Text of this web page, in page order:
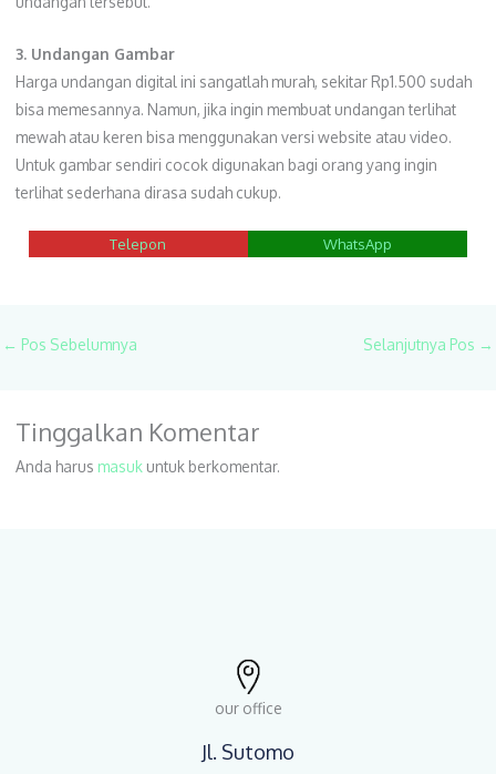
3. Undangan Gambar
Harga undangan digital ini sangatlah murah, sekitar Rp1.500 sudah
bisa memesannya. Namun, jika ingin membuat undangan terlihat
mewah atau keren bisa menggunakan versi website atau video.
Untuk gambar sendiri cocok digunakan bagi orang yang ingin
terlihat sederhana dirasa sudah cukup.
Telepon WhatsApp
← Pos Sebelumnya Selanjutnya Pos →
Tinggalkan Komentar
Anda harus masukuntuk berkomentar.
our office
Jl. Sutomo